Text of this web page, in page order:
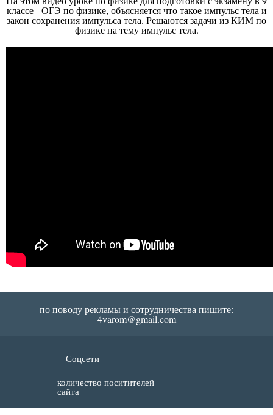
классе - ОГЭ по физике, объясняется что такое импульс тела и
закон сохранения импульса тела. Решаются задачи из КИМ по
физике на тему импульс тела.
по поводу рекламы и сотрудничества пишите:
4varom@gmail.com
Соцсети
количество поситителей
сайта